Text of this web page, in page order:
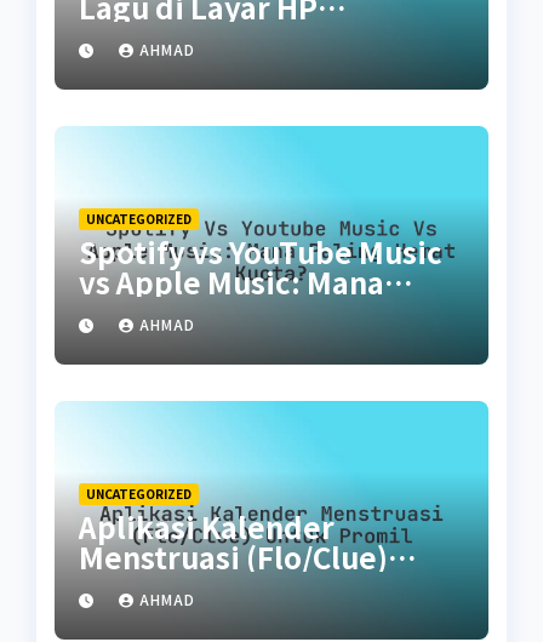
(Musixmatch)
AHMAD
UNCATEGORIZED
Spotify vs YouTube Music
vs Apple Music: Mana
Paling Hemat Kuota?
AHMAD
UNCATEGORIZED
Aplikasi Kalender
Menstruasi (Flo/Clue)
untuk Promil
AHMAD